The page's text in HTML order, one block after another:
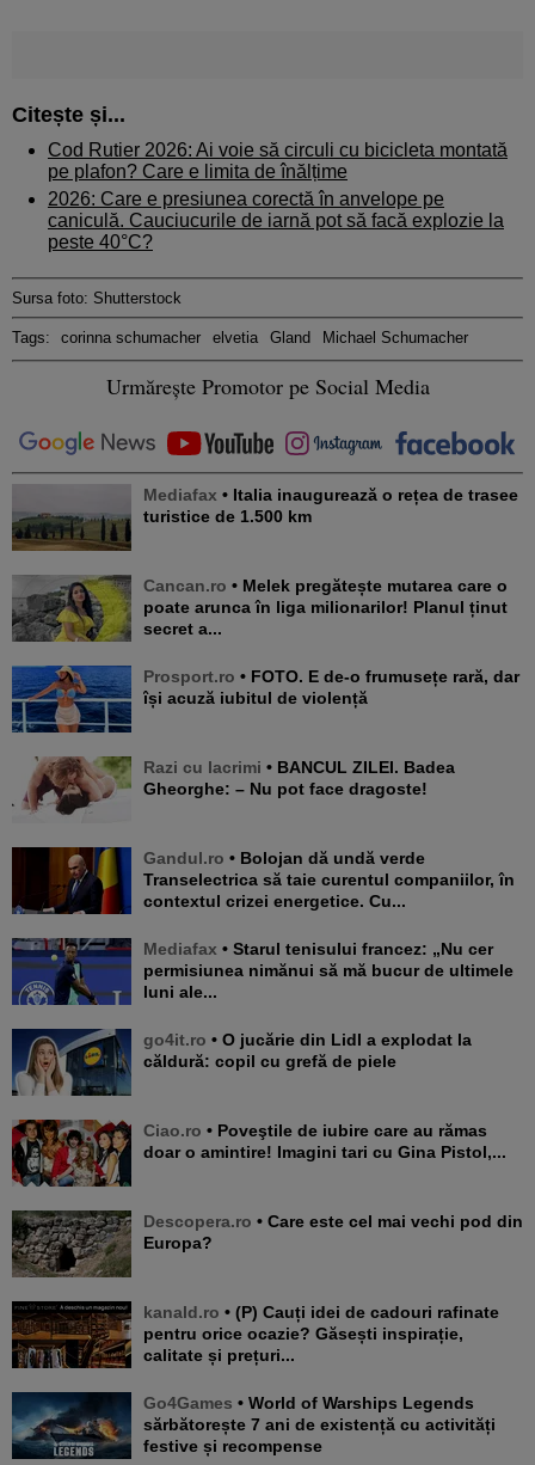
Citește și...
Cod Rutier 2026: Ai voie să circuli cu bicicleta montată
pe plafon? Care e limita de înălțime
2026: Care e presiunea corectă în anvelope pe
caniculă. Cauciucurile de iarnă pot să facă explozie la
peste 40°C?
Sursa foto: Shutterstock
Tags: corinna schumacher elvetia Gland Michael Schumacher
Urmărește Promotor pe Social Media
Mediafax • Italia inaugurează o rețea de trasee
turistice de 1.500 km
Cancan.ro • Melek pregătește mutarea care o
poate arunca în liga milionarilor! Planul ținut
secret a...
Prosport.ro • FOTO. E de-o frumusețe rară, dar
își acuză iubitul de violență
Razi cu lacrimi • BANCUL ZILEI. Badea
Gheorghe: – Nu pot face dragoste!
Gandul.ro • Bolojan dă undă verde
Transelectrica să taie curentul companiilor, în
contextul crizei energetice. Cu...
Mediafax • Starul tenisului francez: „Nu cer
permisiunea nimănui să mă bucur de ultimele
luni ale...
go4it.ro • O jucărie din Lidl a explodat la
căldură: copil cu grefă de piele
Ciao.ro • Poveştile de iubire care au rămas
doar o amintire! Imagini tari cu Gina Pistol,...
Descopera.ro • Care este cel mai vechi pod din
Europa?
kanald.ro • (P) Cauți idei de cadouri rafinate
pentru orice ocazie? Găsești inspirație,
calitate și prețuri...
Go4Games • World of Warships Legends
sărbătorește 7 ani de existență cu activități
festive și recompense